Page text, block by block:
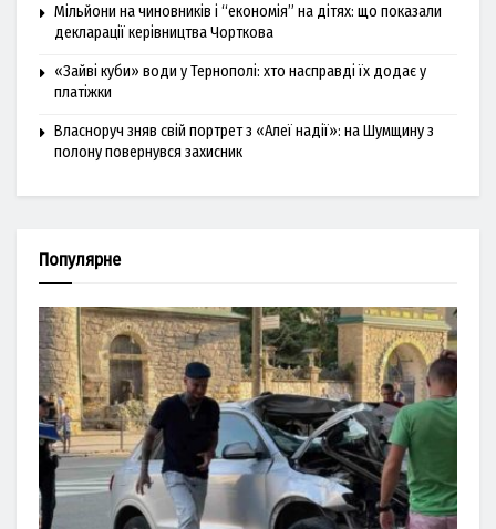
Мільйони на чиновників і “економія” на дітях: що показали
декларації керівництва Чорткова
«Зайві куби» води у Тернополі: хто насправді їх додає у
платіжки
Власноруч зняв свій портрет з «Алеї надії»: на Шумщину з
полону повернувся захисник
Популярне